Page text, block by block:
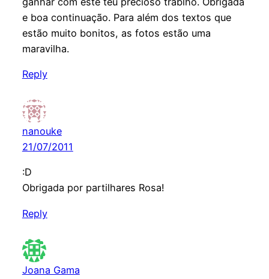
e boa continuação. Para além dos textos que
estão muito bonitos, as fotos estão uma
maravilha.
Reply
nanouke
21/07/2011
:D
Obrigada por partilhares Rosa!
Reply
Joana Gama